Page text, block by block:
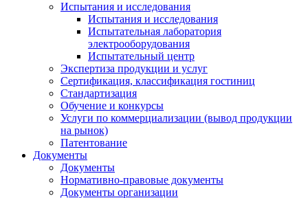
Испытания и исследования
Испытания и исследования
Испытательная лаборатория
электрооборудования
Испытательный центр
Экспертиза продукции и услуг
Сертификация, классификация гостиниц
Стандартизация
Обучение и конкурсы
Услуги по коммерциализации (вывод продукции
на рынок)
Патентование
Документы
Документы
Нормативно-правовые документы
Документы организации